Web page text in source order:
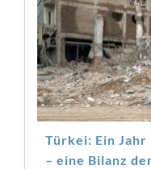
Türkei: Ein Jahr
– eine Bilanz